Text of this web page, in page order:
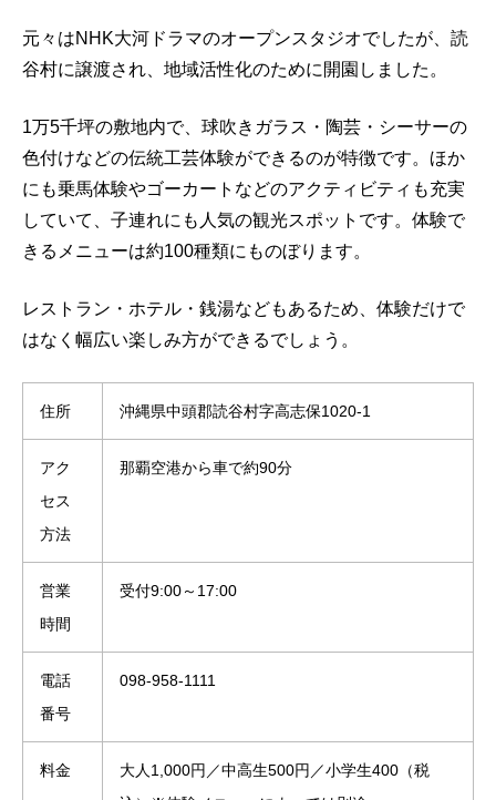
元々はNHK大河ドラマのオープンスタジオでしたが、読
谷村に譲渡され、地域活性化のために開園しました。
1万5千坪の敷地内で、球吹きガラス・陶芸・シーサーの
色付けなどの伝統工芸体験ができるのが特徴です。ほか
にも乗馬体験やゴーカートなどのアクティビティも充実
していて、子連れにも人気の観光スポットです。体験で
きるメニューは約100種類にものぼります。
レストラン・ホテル・銭湯などもあるため、体験だけで
はなく幅広い楽しみ方ができるでしょう。
住所 沖縄県中頭郡読谷村字高志保1020-1
アク
セス
方法
那覇空港から車で約90分
営業
時間
受付9:00～17:00
電話
番号
098-958-1111
料金
大人1,000円／中高生500円／小学生400（税